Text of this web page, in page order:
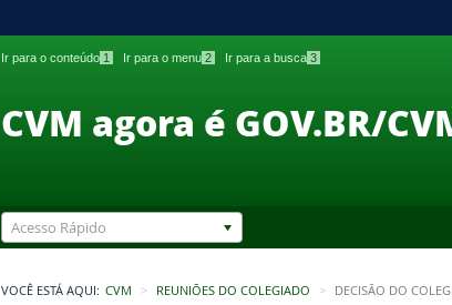
Ir para o conteúdo 1 Ir para o menu 2 Ir para a busca 3
CVM agora é GOV.BR/
Acesso Rápido
VOCÊ ESTÁ AQUI: CVM REUNIÕES DO COLEGIADO DECISÃO DO